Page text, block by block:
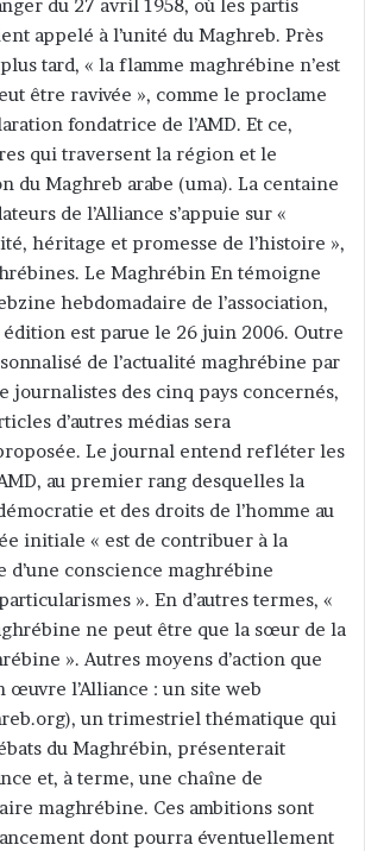
du 27 avril 1958, où les partis
appelé à l’unité du Maghreb. Près
tard, « la flamme maghrébine n’est
être ravivée », comme le proclame
fondatrice de l’AMD. Et ce,
qui traversent la région et le
du Maghreb arabe (uma). La centaine
de l’Alliance s’appuie sur «
héritage et promesse de l’histoire »,
Le Maghrébin En témoigne
hebdomadaire de l’association,
est parue le 26 juin 2006. Outre
de l’actualité maghrébine par
journalistes des cinq pays concernés,
d’autres médias sera
Le journal entend refléter les
au premier rang desquelles la
et des droits de l’homme au
initiale « est de contribuer à la
d’une conscience maghrébine
». En d’autres termes, «
ne peut être que la sœur de la
». Autres moyens d’action que
œuvre l’Alliance : un site web
un trimestriel thématique qui
du Maghrébin, présenterait
et, à terme, une chaîne de
maghrébine. Ces ambitions sont
dont pourra éventuellement